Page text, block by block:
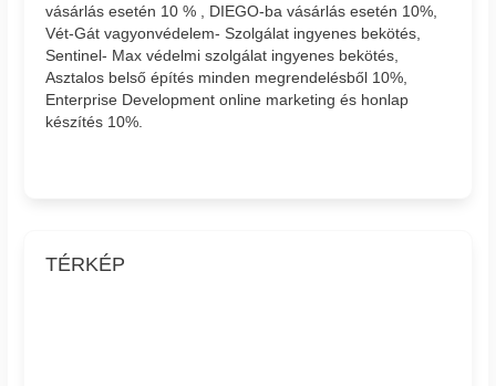
vásárlás esetén 10 % , DIEGO-ba vásárlás esetén 10%,
Vét-Gát vagyonvédelem- Szolgálat ingyenes bekötés,
Sentinel- Max védelmi szolgálat ingyenes bekötés,
Asztalos belső építés minden megrendelésből 10%,
Enterprise Development online marketing és honlap
készítés 10%.
TÉRKÉP